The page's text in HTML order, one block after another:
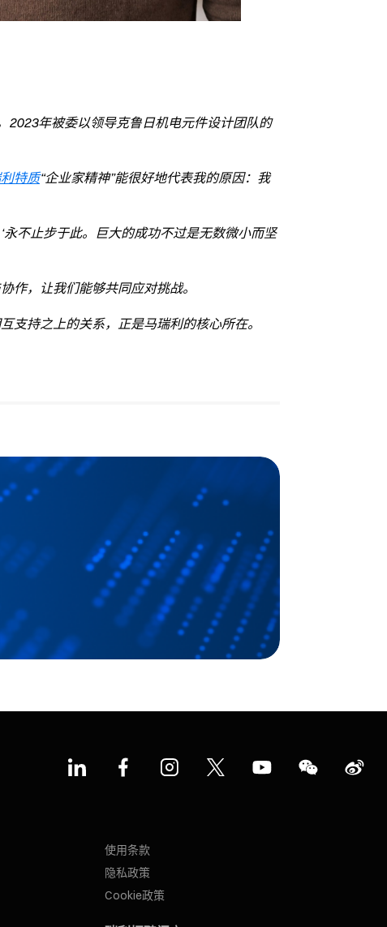
2023年被委以领导克鲁日机电元件设计团队的
特质“企业家精神”能很好地代表我的原因：我
不止步于此。巨大的成功不过是无数微小而坚
作，让我们能够共同应对挑战。
持之上的关系，正是马瑞利的核心所在。
使用条款
隐私政策
Cookie政策